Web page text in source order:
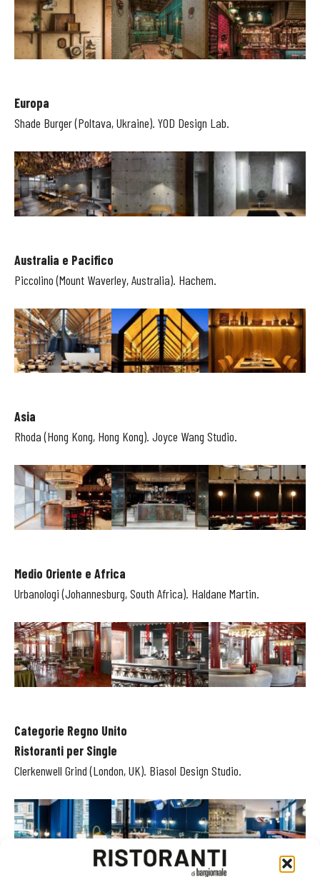
Europa
Shade Burger (Poltava, Ukraine). YOD Design Lab.
Australia e Pacifico
Piccolino (Mount Waverley, Australia). Hachem.
Asia
Rhoda (Hong Kong, Hong Kong). Joyce Wang Studio.
Medio Oriente e Africa
Urbanologi (Johannesburg, South Africa). Haldane Martin.
Categorie Regno Unito
Ristoranti per Single
Clerkenwell Grind (London, UK). Biasol Design Studio.